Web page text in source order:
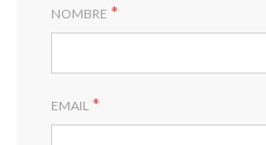
NOMBRE *
EMAIL *